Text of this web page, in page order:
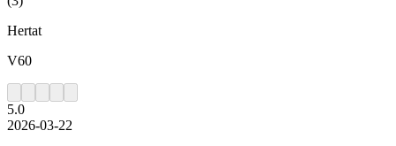
Hertat
V60
5.0
2026-03-22